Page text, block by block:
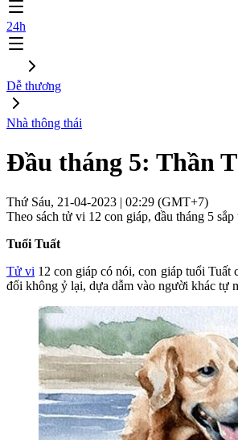
24h
Dễ thương
Nhà thông thái
Đầu tháng 5: Thần
Thứ Sáu, 21-04-2023 | 02:29 (GMT+7)
Theo sách tử vi 12 con giáp, đầu tháng 5
Tuổi Tuất
Tử vi 12 con giáp có nói, con giáp tuổi Tuất
đối không ỷ lại, dựa dẫm vào người khác tự